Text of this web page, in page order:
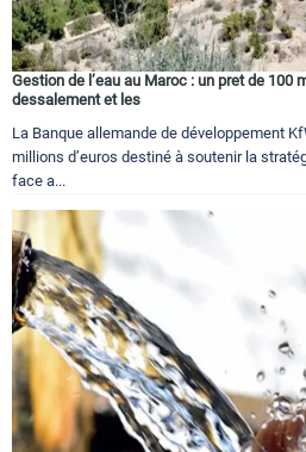
Gestion de l’eau au Maroc : un pret de 100
dessalement et les
La Banque allemande de développement
millions d’euros destiné à soutenir la
face a...